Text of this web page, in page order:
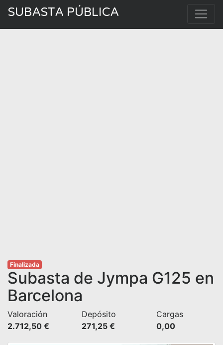
SUBASTA PÚBLICA
Finalizada
Subasta de Jympa G125 en
Barcelona
Valoración
2.712,50 €
Depósito
271,25 €
Cargas
0,00 